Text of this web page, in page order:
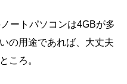
ートパソコンは4GBが多
の用途であれば、大丈夫
ころ。